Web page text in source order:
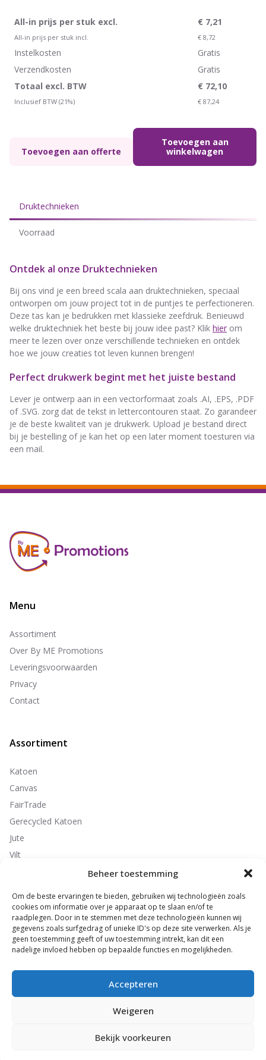
Beheer toestemming
Om de beste ervaringen te bieden, gebruiken wij technologieën zoals
cookies om informatie over je apparaat op te slaan en/of te
raadplegen. Door in te stemmen met deze technologieën kunnen wij
gegevens zoals surfgedrag of unieke ID's op deze site verwerken. Als je
geen toestemming geeft of uw toestemming intrekt, kan dit een
nadelige invloed hebben op bepaalde functies en mogelijkheden.
Accepteren
Weigeren
Bekijk voorkeuren
All-in prijs per stuk excl. € 7,21
All-in prijs per stuk incl. € 8,72
Instelkosten
Gratis
Verzendkosten
Gratis
Totaal excl. BTW
€ 72,10
Inclusief BTW (21%) € 87,24
Toevoegen aan offerte
Toevoegen aan
winkelwagen
Druktechnieken
Voorraad
Ontdek al onze Druktechnieken
Bij ons vind je een breed scala aan druktechnieken, speciaal
ontworpen om jouw project tot in de puntjes te perfectioneren.
Deze tas kan je bedrukken met klassieke zeefdruk. Benieuwd
welke druktechniek het beste bij jouw idee past? Klik hier om
meer te lezen over onze verschillende technieken en ontdek
hoe we jouw creaties tot leven kunnen brengen!
Perfect drukwerk begint met het juiste bestand
Lever je ontwerp aan in een vectorformaat zoals .AI, .EPS, .PDF
of .SVG. zorg dat de tekst in lettercontouren staat. Zo garandeer
je de beste kwaliteit van je drukwerk. Upload je bestand direct
bij je bestelling of je kan het op een later moment toesturen via
een mail.
Menu
Assortiment
Over By ME Promotions
Leveringsvoorwaarden
Privacy
Contact
Assortiment
Katoen
Canvas
FairTrade
Gerecycled Katoen
Jute
Vilt
Contactgegevens
ByMe Promotions B.V.
Seizoensweg 54